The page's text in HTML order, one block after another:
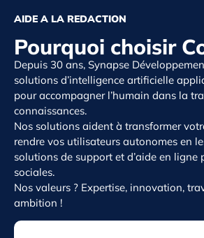
AIDE A LA REDACTION
Pourquoi choisir
Depuis 30 ans, Synapse
solutions d’intelligence artificielle
pour accompagner l’humain dans la
connaissances.
Nos solutions aident à transformer
rendre vos utilisateurs autonomes en
solutions de support et d’aide en ligne
sociales.
Nos valeurs ? Expertise, innovation,
ambition !